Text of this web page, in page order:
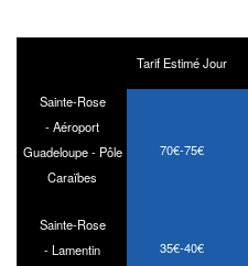
Tarif Estimé Jour
Sainte-Rose
- Aéroport
Guadeloupe - Pôle
Caraïbes
70€-75€
Sainte-Rose
- Lamentin
35€-40€